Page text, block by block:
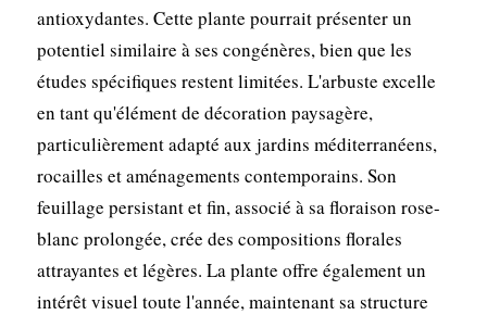
antioxydantes. Cette plante pourrait présenter un
potentiel similaire à ses congénères, bien que les
études spécifiques restent limitées. L'arbuste excelle
en tant qu'élément de décoration paysagère,
particulièrement adapté aux jardins méditerranéens,
rocailles et aménagements contemporains. Son
feuillage persistant et fin, associé à sa floraison rose-
blanc prolongée, crée des compositions florales
attrayantes et légères. La plante offre également un
intérêt visuel toute l'année, maintenant sa structure